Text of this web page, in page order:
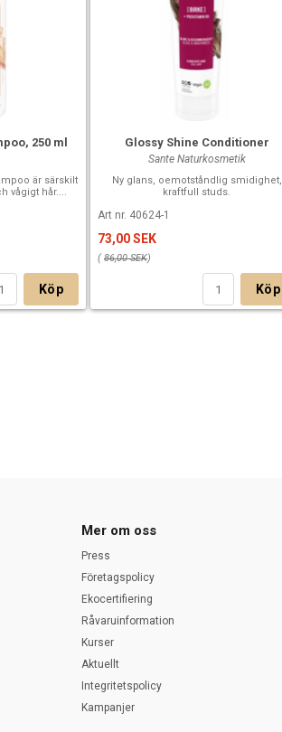
250 ml
är särskilt
vågigt hår....
Köp
Glossy Shine Conditioner
Sante Naturkosmetik
Ny glans, oemotståndlig smidighet,
kraftfull studs.
Art nr. 40624-1
73,00 SEK
( 86,00 SEK)
Köp
Mer om oss
Press
Företagspolicy
Ekocertifiering
Råvaruinformation
Kurser
Aktuellt
Integritetspolicy
Kampanjer